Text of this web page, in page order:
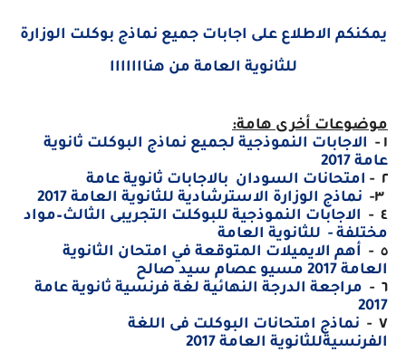
يمكنكم الاطلاع على اجابات جميع نماذج بوكلت الوزارة
للثانوية العامة من هنااااااا
موضوعات أخرى هامة:
١ -
الاجابات النموذجية لجميع نماذج البوكلت ثانوية
عامة 2017
٢ -
امتحانات السودان بالاجابات ثانوية عامة
نماذج الوزارة الاسترشادية للثانوية العامة 2017
٤ -
الاجابات النموذجية للبوكلت التجريبى الثالث–مواد
مختلفة - للثانوية العامة
٥ -
أهم الايميلات المتوقعة في امتحان الثانوية
العامة 2017 مسيو عصام سيد صالح
٦ -
مراجعة الدرجة النهائية لغة فرنسية ثانوية عامة
2017
٧ -
نماذج امتحانات البوكلت فى اللغة
الفرنسيةللثانوية العامة 2017